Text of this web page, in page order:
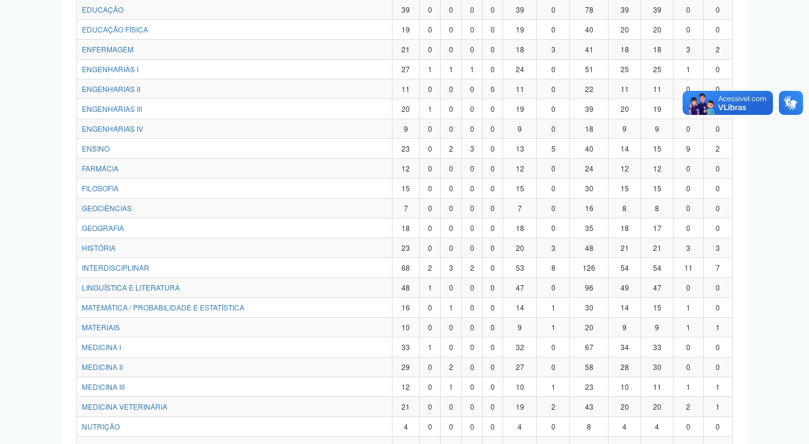
EDUCAÇÃO
39 0 0 0 0 39 0 78 39 39 0
0
EDUCAÇÃO FÍSICA
19 0 0 0 0 19 0 40 20 20 0
0
ENFERMAGEM
21 0 0 0 0 18 3 41 18 18 3
2
ENGENHARIAS I
27 1 1 1 0 24 0 51 25 25 1
0
ENGENHARIAS II
11 0 0 0 0 11 0 22 11 11 0
0
ENGENHARIAS III
20 1 0 0 0 19 0 39 20 19 0
0
ENGENHARIAS IV
9 0 0 0 0 9 0 18 9 9 0
0
ENSINO
23 0 2 3 0 13 5 40 14 15 9
2
FARMÁCIA
12 0 0 0 0 12 0 24 12 12 0
0
FILOSOFIA
15 0 0 0 0 15 0 30 15 15 0
0
GEOCIÊNCIAS
7 0 0 0 0 7 0 16 8 8 0
0
GEOGRAFIA
18 0 0 0 0 18 0 35 18 17 0
0
HISTÓRIA
23 0 0 0 0 20 3 48 21 21 3
3
INTERDISCIPLINAR
68 2 3 2 0 53 8 126 54 54 11
7
LINGUÍSTICA E LITERATURA
48 1 0 0 0 47 0 96 49 47 0
0
MATEMÁTICA / PROBABILIDADE E ESTATÍSTICA
16 0 1 0 0 14 1 30 14 15 1
0
MATERIAIS
10 0 0 0 0 9 1 20 9 9 1
1
MEDICINA I
33 1 0 0 0 32 0 67 34 33 0
0
MEDICINA II
29 0 2 0 0 27 0 58 28 30 0
0
MEDICINA III
12 0 1 0 0 10 1 23 10 11 1
1
MEDICINA VETERINÁRIA
21 0 0 0 0 19 2 43 20 20 2
1
NUTRIÇÃO
4 0 0 0 0 4 0 8 4 4 0
0